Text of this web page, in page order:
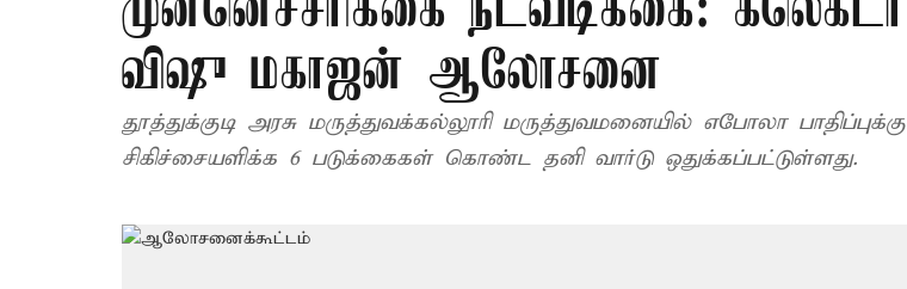
விஷு மகாஜன் ஆலோசனை
தூத்துக்குடி அரசு மருத்துவக்கல்லூரி மருத்துவமனையில் எபோலா பாதிப்புக்கு
சிகிச்சையளிக்க 6 படுக்கைகள் கொண்ட தனி வார்டு ஒதுக்கப்பட்டுள்ளது.